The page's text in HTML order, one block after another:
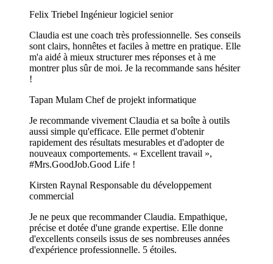
Felix Triebel Ingénieur logiciel senior
Claudia est une coach très professionnelle. Ses conseils
sont clairs, honnêtes et faciles à mettre en pratique. Elle
m'a aidé à mieux structurer mes réponses et à me
montrer plus sûr de moi. Je la recommande sans hésiter
!
Tapan Mulam Chef de projekt informatique
Je recommande vivement Claudia et sa boîte à outils
aussi simple qu'efficace. Elle permet d'obtenir
rapidement des résultats mesurables et d'adopter de
nouveaux comportements. « Excellent travail »,
#Mrs.GoodJob.Good Life !
Kirsten Raynal Responsable du développement
commercial
Je ne peux que recommander Claudia. Empathique,
précise et dotée d'une grande expertise. Elle donne
d'excellents conseils issus de ses nombreuses années
d'expérience professionnelle. 5 étoiles.